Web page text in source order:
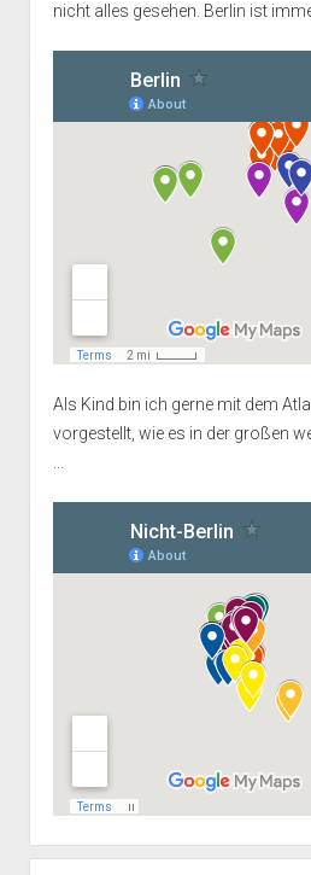
nicht alles gesehen. Berlin ist
Als Kind bin ich gerne mit dem
vorgestellt, wie es in der großen